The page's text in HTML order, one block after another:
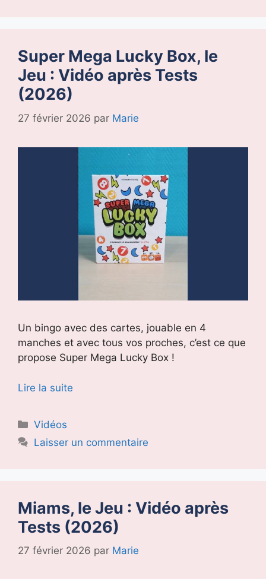
Super Mega Lucky Box, le
Jeu : Vidéo après Tests
(2026)
27 février 2026 par Marie
Un bingo avec des cartes, jouable en 4
manches et avec tous vos proches, c’est ce que
propose Super Mega Lucky Box !
Lire la suite
Catégories
Vidéos
Laisser un commentaire
Miams, le Jeu : Vidéo après
Tests (2026)
27 février 2026 par Marie